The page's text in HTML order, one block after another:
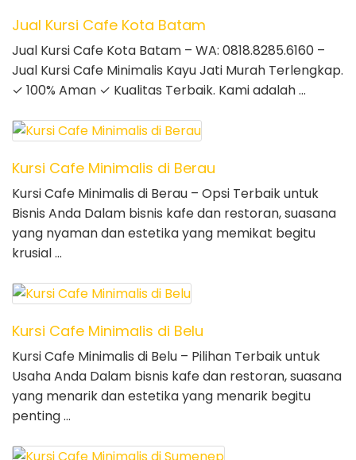
Jual Kursi Cafe Kota Batam
Jual Kursi Cafe Kota Batam – WA: 0818.8285.6160 –
Jual Kursi Cafe Minimalis Kayu Jati Murah Terlengkap.
✓ 100% Aman ✓ Kualitas Terbaik. Kami adalah …
Kursi Cafe Minimalis di Berau
Kursi Cafe Minimalis di Berau – Opsi Terbaik untuk
Bisnis Anda Dalam bisnis kafe dan restoran, suasana
yang nyaman dan estetika yang memikat begitu
krusial …
Kursi Cafe Minimalis di Belu
Kursi Cafe Minimalis di Belu – Pilihan Terbaik untuk
Usaha Anda Dalam bisnis kafe dan restoran, suasana
yang menarik dan estetika yang menarik begitu
penting …